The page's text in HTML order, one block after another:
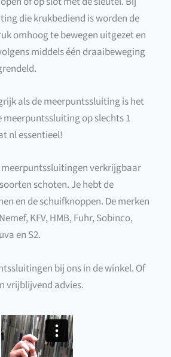
die krukbediend is worden de
omhoog te bewegen uitgezet en
middels één draaibeweging
als de meerpuntssluiting is het
meerpuntssluiting op slechts 1
nl essentieel!
meerpuntssluitingen verkrijgbaar
schoten. Je hebt de
en de schuifknoppen. De merken
KFV, HMB, Fuhr, Sobinco,
en S2.
bij ons in de winkel. Of
vrijblijvend advies.